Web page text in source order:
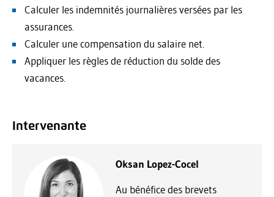
Calculer les indemnités journalières versées par les
assurances.
Calculer une compensation du salaire net.
Appliquer les règles de réduction du solde des
vacances.
Intervenante
Oksan Lopez-Cocel
Au bénéfice des brevets